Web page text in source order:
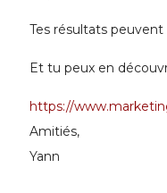
Tes résultats peuvent
Et tu peux en
https://
Amitiés,
Yann